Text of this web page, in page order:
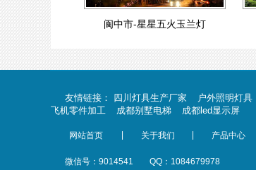
阆中市-星星五火玉兰灯
友情链接： 四川灯具生产厂家 户外照明灯具
飞机零件加工
成都别墅电梯 成都led显示屏
网站首页 关于我们 产品中心
微信号：9014541 QQ：1084679978